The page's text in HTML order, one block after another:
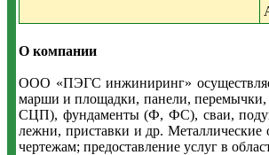
О компании
ООО «ПЭГС инжиниринг»
марши и площадки, панели,
CЦП), фундаменты (Ф, ФС), сваи,
лежни, приставки и др.
чертежам; предоставление услуг в